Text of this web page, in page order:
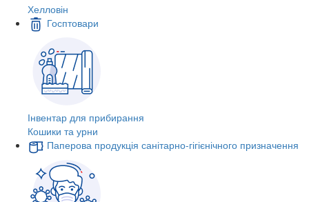
Хелловін
Госптовари
Інвентар для прибирання
Кошики та урни
Паперова продукція санітарно-гігієнічного призначення